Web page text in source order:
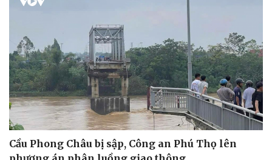
Cầu Phong Châu bị sập, Công an Phú Thọ lên